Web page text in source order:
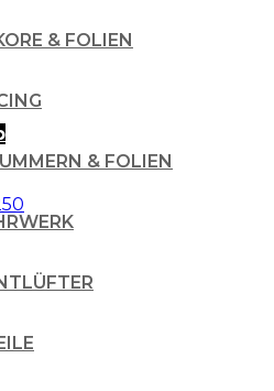
& FOLIEN
& FOLIEN